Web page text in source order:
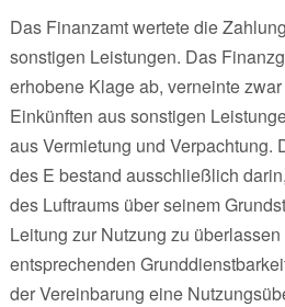
Das Finanzamt wertete die
sonstigen Leistungen. Das
erhobene Klage ab, verneinte
Einkünften aus sonstigen
aus Vermietung und Verpachtung.
des E bestand ausschließlich
des Luftraums über seinem
Leitung zur Nutzung zu
entsprechenden
der Vereinbarung eine